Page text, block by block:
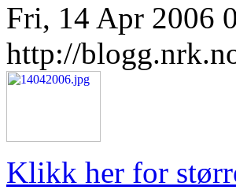
Fri, 14 Apr 2006
http://
Klikk her for